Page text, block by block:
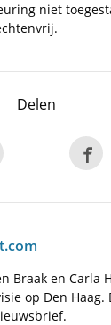
niet
Delen
Braak en Carla
op Den Haag.